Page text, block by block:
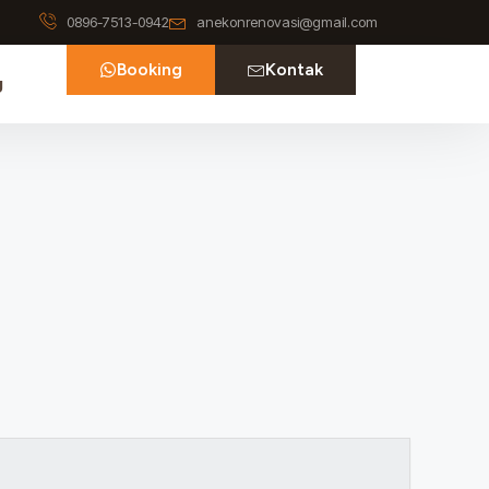
0896-7513-0942 anekonrenovasi@gmail.com
Booking Kontak